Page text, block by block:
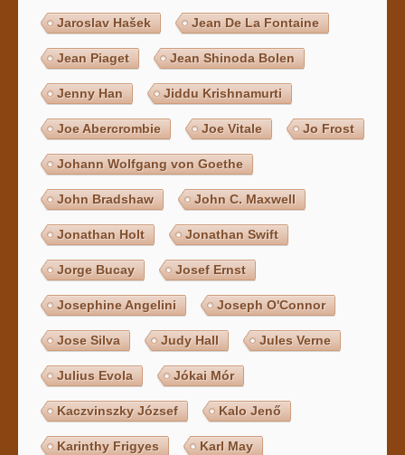
Jaroslav Hašek Jean De La Fontaine
Jean Piaget Jean Shinoda Bolen
Jenny Han Jiddu Krishnamurti
Joe Abercrombie Joe Vitale Jo Frost
Johann Wolfgang von Goethe
John Bradshaw John C. Maxwell
Jonathan Holt Jonathan Swift
Jorge Bucay Josef Ernst
Josephine Angelini Joseph O'Connor
Jose Silva Judy Hall Jules Verne
Julius Evola Jókai Mór
Kaczvinszky József Kalo Jenő
Karinthy Frigyes Karl May